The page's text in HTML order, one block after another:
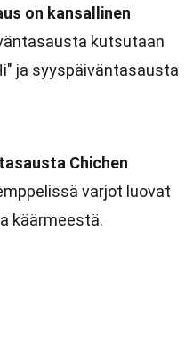
on kansallinen
kutsutaan
ja syyspäiväntasausta
Chichen
varjot luovat
käärmeestä.